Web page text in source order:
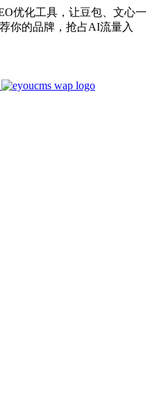
优化工具，让豆包、文心一
你的品牌，抢占AI流量入